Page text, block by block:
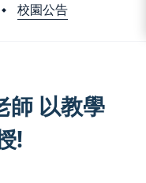
校園公告
師 以教學
!